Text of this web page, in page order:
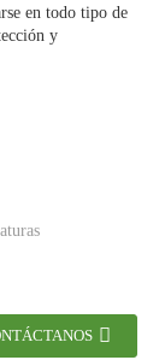
en todo tipo de
y